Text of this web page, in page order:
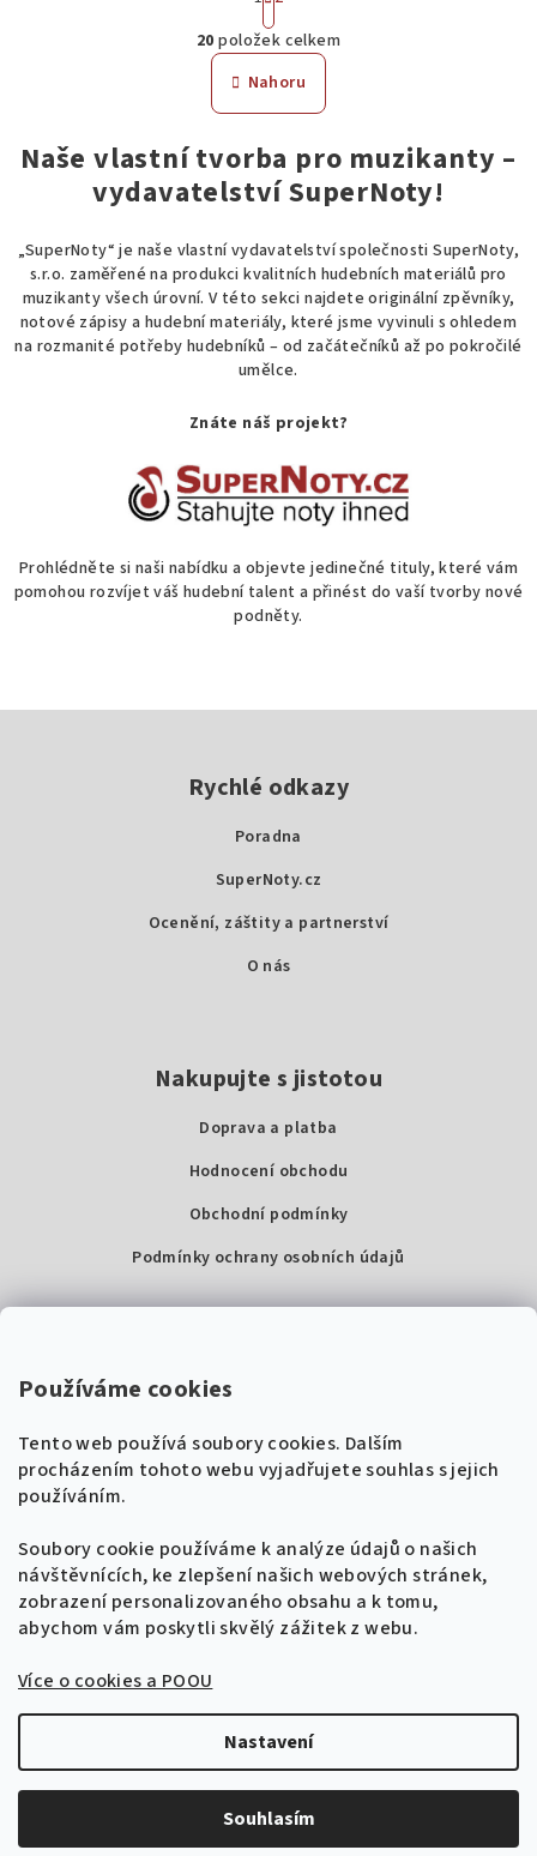
Používáme cookies
Tento web používá soubory cookies. Dalším
procházením tohoto webu vyjadřujete souhlas s jejich
používáním.
Soubory cookie používáme k analýze údajů o našich
návštěvnících, ke zlepšení našich webových stránek,
zobrazení personalizovaného obsahu a k tomu,
abychom vám poskytli skvělý zážitek z webu.
Více o cookies a POOU
Nastavení
Souhlasím
O
v
l
á
a
c
p
r
v
k
y
v
ý
p
s
u
r
á
n
k
o
á
n
í
20 položek celkem
Nahoru
Naše vlastní tvorba pro muzikanty –
vydavatelství SuperNoty!
„SuperNoty“ je naše vlastní vydavatelství společnosti SuperNoty,
s.r.o. zaměřené na produkci kvalitních hudebních materiálů pro
muzikanty všech úrovní. V této sekci najdete originální zpěvníky,
notové zápisy a hudební materiály, které jsme vyvinuli s ohledem
na rozmanité potřeby hudebníků – od začátečníků až po pokročilé
umělce.
Znáte náš projekt?
Prohlédněte si naši nabídku a objevte jedinečné tituly, které vám
pomohou rozvíjet váš hudební talent a přinést do vaší tvorby nové
podněty.
Rychlé odkazy
Poradna
SuperNoty.cz
Ocenění, záštity a partnerství
O nás
Nakupujte s jistotou
Doprava a platba
Hodnocení obchodu
Obchodní podmínky
Podmínky ochrany osobních údajů
Super Noty, s.r.o.
IČ: 04568672
+420 604 485 792
info@supernoty.cz
V pracovních dnech od 8:00 do 17:00
VISA
Vytvořil Shoptet
🎸 Naladíme tě na nové zpěvníky!
Získej tipy, novinky a 10 % slevuna první
objednávku.
Přihlásit se k odběru
Zásady zpracování osobních údajů